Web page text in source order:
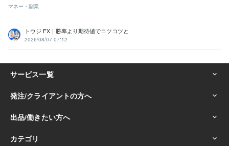
マネー・副業
トウジ FX｜勝率より期待値でコツコツと
2026/08/07 07:12